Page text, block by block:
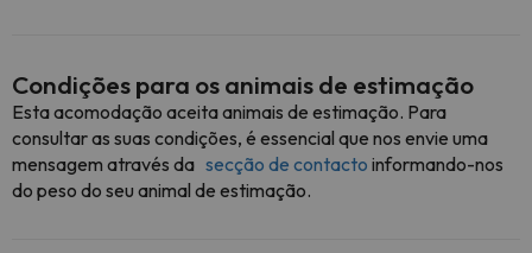
Condições para os animais de estimação
Esta acomodação aceita animais de estimação. Para
consultar as suas condições, é essencial que nos envie uma
mensagem através da secção de contacto informando-nos
do peso do seu animal de estimação.